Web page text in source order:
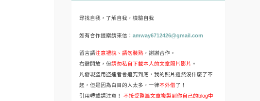
尋找自我，了解自我，檢驗自我
如有合作提案請來信： amway6712426@gmail.com
留言請注意禮貌、請勿裝熟 ，謝謝合作。
右鍵開放，但請勿私自下載本人的文章照片影片 。
凡發現盜用盜連者會追究到底，我的照片雖然沒什麼了不
起，但是因為白目的人太多，一律不外借了！
引用轉載請注意！ 不接受整篇文章複製到你自己的blog中